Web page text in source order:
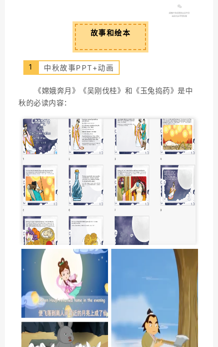
02
故事和绘本
1 中秋故事PPT+动画
《嫦娥奔月》《吴刚伐桂》和《玉兔捣药》是中
秋的必读内容：